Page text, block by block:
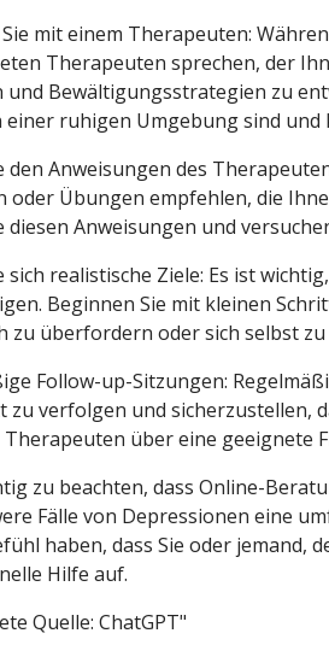
mit einem Therapeuten:
Therapeuten sprechen, der
Bewältigungsstrategien zu
einer ruhigen Umgebung sind und
den Anweisungen des
oder Übungen empfehlen, die
diesen Anweisungen und
sich realistische Ziele: Es ist
Beginnen Sie mit kleinen
zu überfordern oder sich selbst
Follow-up-Sitzungen:
zu verfolgen und sicherzustellen,
über eine geeignete
zu beachten, dass Online-
Fälle von Depressionen eine
haben, dass Sie oder jemand,
Hilfe auf.
Quelle: ChatGPT"